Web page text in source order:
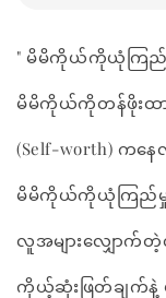
" မိမိကိုယ်ကိုယုံကြည်
မိမိကိုယ်ကိုတန်ဖိုးထာ
(Self-worth) ကန
မိမိကိုယ်ကိုယုံကြည်
လူအများလျှောက်
ကိုယ့်ဆုံးဖြတ်ချက်